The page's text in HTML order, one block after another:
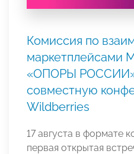
Комиссия по
маркетплейсами
«ОПОРЫ РОССИИ»
совместную
Wildberries
17 августа в формате
первая открытая